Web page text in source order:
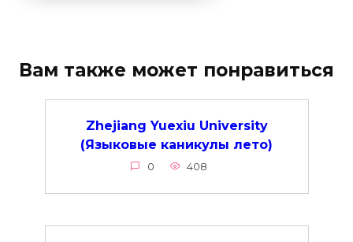
Вам также может понравиться
Zhejiang Yuexiu University
(Языковые каникулы лето)
0 408